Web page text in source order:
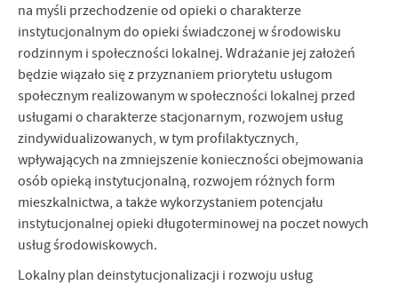
na myśli przechodzenie od opieki o charakterze
instytucjonalnym do opieki świadczonej w środowisku
rodzinnym i społeczności lokalnej. Wdrażanie jej założeń
będzie wiązało się z przyznaniem priorytetu usługom
społecznym realizowanym w społeczności lokalnej przed
usługami o charakterze stacjonarnym, rozwojem usług
zindywidualizowanych, w tym profilaktycznych,
wpływających na zmniejszenie konieczności obejmowania
osób opieką instytucjonalną, rozwojem różnych form
mieszkalnictwa, a także wykorzystaniem potencjału
instytucjonalnej opieki długoterminowej na poczet nowych
usług środowiskowych.
Lokalny plan deinstytucjonalizacji i rozwoju usług